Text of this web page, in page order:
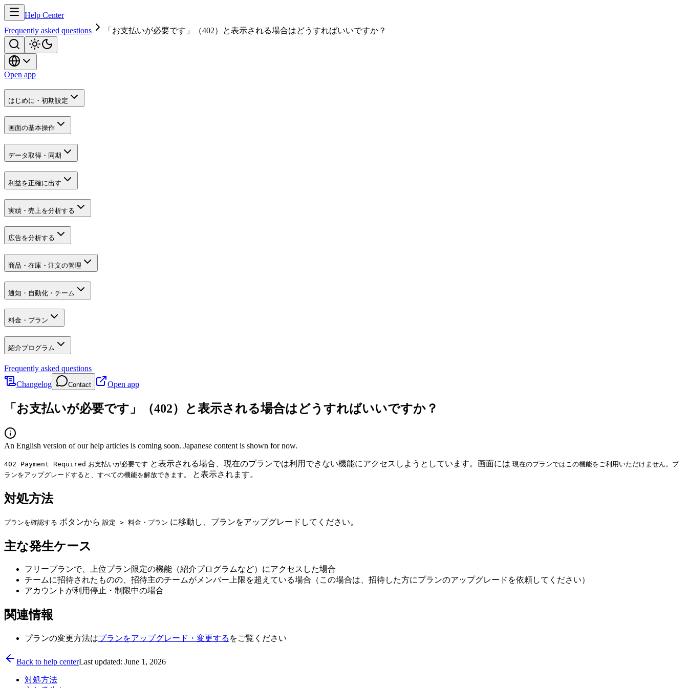
Help Center
Frequently asked questions
「お支払いが必要です」（402）と表示される場合はどうすればいいですか？
Open app
はじめに・初期設定
画面の基本操作
データ取得・同期
利益を正確に出す
実績・売上を分析する
広告を分析する
商品・在庫・注文の管理
通知・自動化・チーム
料金・プラン
紹介プログラム
Frequently asked questions
Changelog
Contact Open app
「お支払いが必要です」（402）と表示される場合はどうすればいいですか？
An English version of our help articles is coming soon. Japanese content is shown for now.
402 Payment Required お支払いが必要です と表示される場合、現在のプランでは利用できない機能にアクセスしようとしています。画面には 現在のプランではこの機能をご利用いただけません。プ
ランをアップグレードすると、すべての機能を解放できます。
と表示されます。
対処方法
プランを確認する ボタンから 設定 > 料金・プラン に移動し、プランをアップグレードしてください。
主な発生ケース
フリープランで、上位プラン限定の機能（紹介プログラムなど）にアクセスした場合
チームに招待されたものの、招待主のチームがメンバー上限を超えている場合（この場合は、招待した方にプランのアップグレードを依頼してください）
アカウントが利用停止・制限中の場合
関連情報
プランの変更方法はプランをアップグレード・変更する をご覧ください
Back to help centerLast updated: June 1, 2026
対処方法